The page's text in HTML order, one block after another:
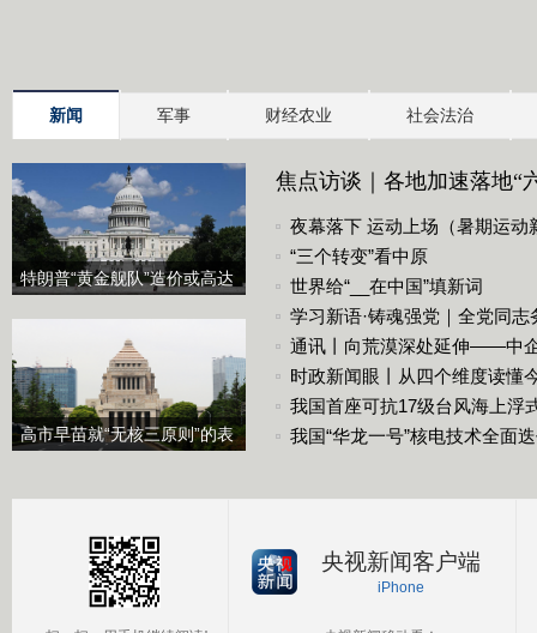
新闻 军事 财经农业 社会法治
特朗普“黄金舰队”造价或高达
高市早苗就“无核三原则”的表
焦点访谈｜各地加速落地“
化战略底座
夜幕落下 运动上场（暑期运动
“三个转变”看中原
世界给“__在中国”填新词
学习新语·铸魂强党｜全党同
通讯丨向荒漠深处延伸——中
时政新闻眼丨从四个维度读懂
我国首座可抗17级台风海上浮
我国“华龙一号”核电技术全面
央视新闻客户端
iPhone